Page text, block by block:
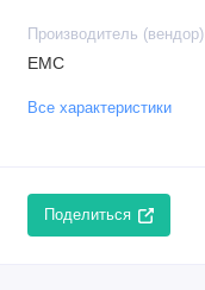
Производитель (вендор)
EMC
Все характеристики
Поделиться